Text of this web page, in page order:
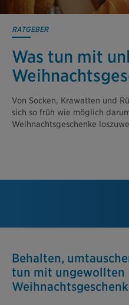
RATGEBER
Was tun mit
Von Socken, Krawatten und
sich so früh wie möglich
Weihnachtsgeschenke
Behalten,
tun mit ungewollten